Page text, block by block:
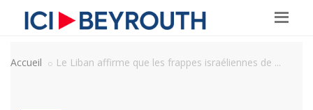
Accueil Le Liban affirme que les frappes israéliennes de ...